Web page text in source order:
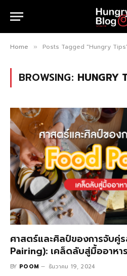
Home » Posts Tagged "Hungry
BROWSING: HUNGRY
ศาสตร์และศิลป์ของการจับคู่
Pairing): เคล็ดลับสู่มื้ออาหา
BY POOM ธันวาคม 19, 2024